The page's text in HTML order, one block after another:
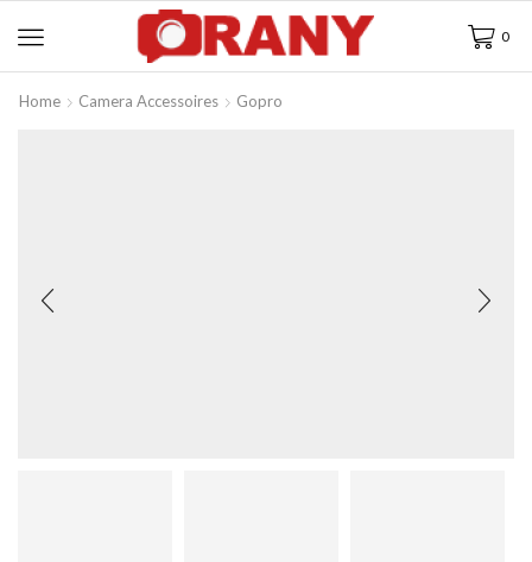
0
Home Camera Accessoires Gopro